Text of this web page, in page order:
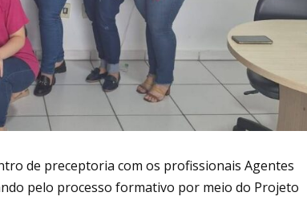
de preceptoria com os profissionais Agentes
pelo processo formativo por meio do Projeto